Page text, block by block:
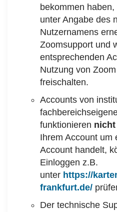
bekommen
unter Angabe des
Nutzernamens
Zoomsupport und
entsprechenden
Nutzung von
freischalten.
Accounts von
funktionieren nicht
Ihrem Account um
Account handelt,
Einloggen z.B.
unter https://
frankfurt.de/
Der technische